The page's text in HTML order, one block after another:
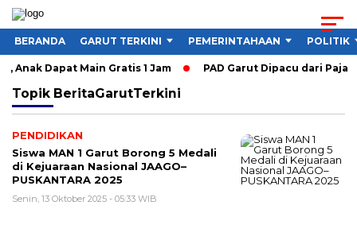
BERANDA GARUT TERKINI PEMERINTAHAAN POLITIK
Dapat Main Gratis 1 Jam PAD Garut Dipacu dari
Topik BeritaGarutTerkini
PENDIDIKAN
Siswa MAN 1 Garut Borong 5 Medali
di Kejuaraan Nasional JAAGO–
PUSKANTARA 2025
Senin, 13 Oktober 2025 - 05:33 WIB